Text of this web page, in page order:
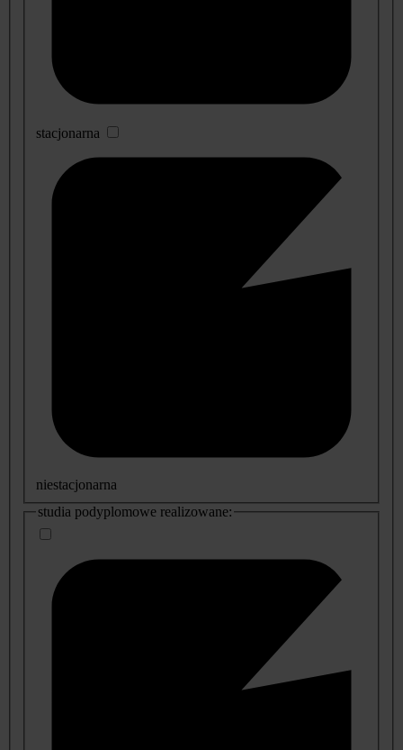
stacjonarna
niestacjonarna
studia podyplomowe realizowane: